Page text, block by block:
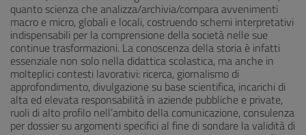
quanto scienza che analizza/archivia/compara avvenimenti
macro e micro, globali e locali, costruendo schemi interpretativi
indispensabili per la comprensione della società nelle sue
continue trasformazioni. La conoscenza della storia è infatti
essenziale non solo nella didattica scolastica, ma anche in
molteplici contesti lavorativi: ricerca, giornalismo di
approfondimento, divulgazione su base scientifica, incarichi di
alta ed elevata responsabilità in aziende pubbliche e private,
ruoli di alto profilo nell’ambito della comunicazione, consulenza
per dossier su argomenti specifici al fine di sondare la validità di